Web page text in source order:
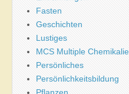
Fasten
Geschichten
Lustiges
MCS Multiple
Persönliches
Persönlichkeitsbildung